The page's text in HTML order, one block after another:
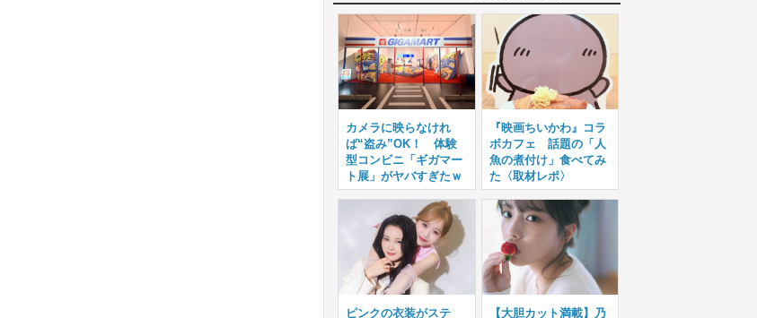
カメラに映らなけれ
ば“盗み”OK！ 体験
型コンビニ「ギガマー
ト展」がヤバすぎたｗ
『映画ちいかわ』コラ
ボカフェ 話題の「人
魚の煮付け」食べてみ
た〈取材レポ〉
ピンクの衣装がステ 【大胆カット満載】乃